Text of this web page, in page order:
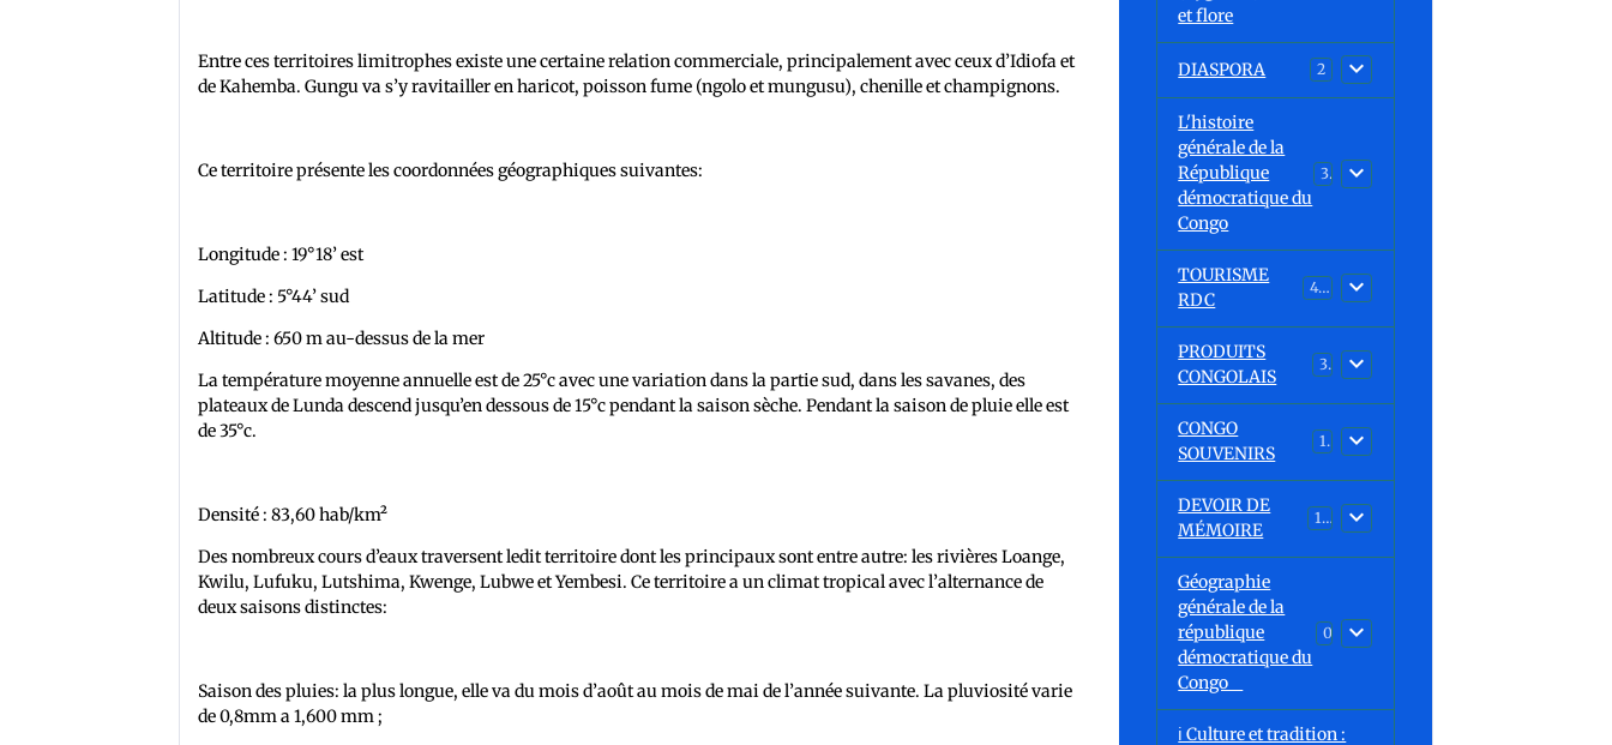
Entre ces territoires limitrophes existe une certaine relation commerciale, principalement avec ceux d’Idiofa et
de Kahemba. Gungu va s’y ravitailler en haricot, poisson fume (ngolo et mungusu), chenille et champignons.
Ce territoire présente les coordonnées géographiques suivantes:
Longitude : 19°18’ est
Latitude : 5°44’ sud
Altitude : 650 m au-dessus de la mer
La température moyenne annuelle est de 25°c avec une variation dans la partie sud, dans les savanes, des
plateaux de Lunda descend jusqu’en dessous de 15°c pendant la saison sèche. Pendant la saison de pluie elle est
de 35°c.
Densité : 83,60 hab/km²
Des nombreux cours d’eaux traversent ledit territoire dont les principaux sont entre autre: les rivières Loange,
Kwilu, Lufuku, Lutshima, Kwenge, Lubwe et Yembesi. Ce territoire a un climat tropical avec l’alternance de
deux saisons distinctes:
Saison des pluies: la plus longue, elle va du mois d’août au mois de mai de l’année suivante. La pluviosité varie
de 0,8mm a 1,600 mm ;
et flore
DIASPORA 2
L'histoire
générale de la
République
démocratique du
Congo
30
TOURISME
RDC
43
PRODUITS
CONGOLAIS
3
CONGO
SOUVENIRS
1
DEVOIR DE
MÉMOIRE
13
Géographie
générale de la
république
démocratique du
Congo
ℹ️ Culture et tradition :